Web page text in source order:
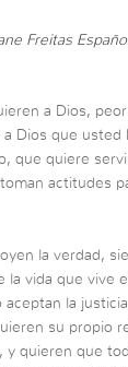
Freitas
a Dios,
Dios que usted
que quiere
actitudes
la verdad,
la vida que vive
aceptan la
su propio
y quieren que